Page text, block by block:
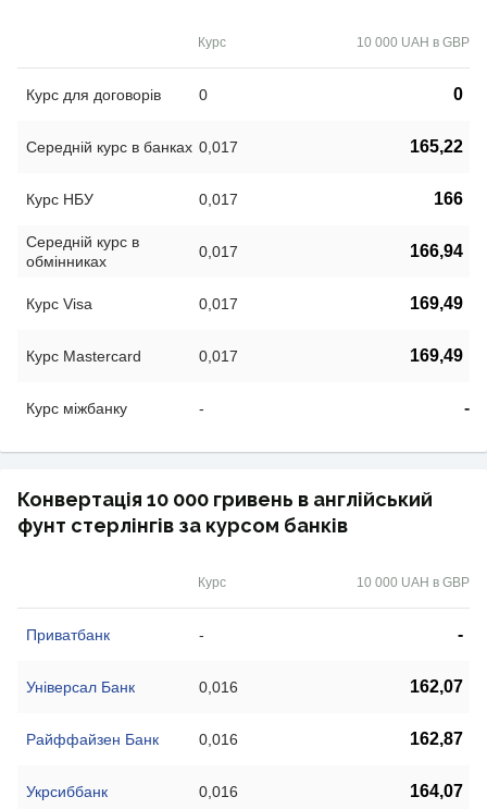
Курс 10 000 UAH в GBP
Курс для договорів 0 0
Середній курс в банках 0,017 165,22
Курс НБУ 0,017 166
Середній курс в
обмінниках
0,017 166,94
Курс Visa 0,017 169,49
Курс Mastercard 0,017 169,49
Курс міжбанку - -
Конвертація 10 000 гривень в англійський
фунт стерлінгів за курсом банків
Курс 10 000 UAH в GBP
Приватбанк - -
Універсал Банк 0,016 162,07
Райффайзен Банк 0,016 162,87
Укрсиббанк 0,016 164,07